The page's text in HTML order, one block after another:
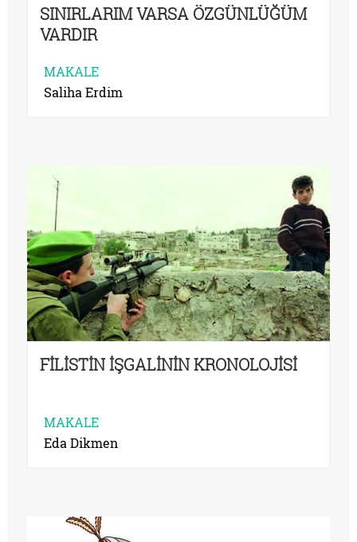
SINIRLARIM VARSA ÖZGÜNLÜĞÜM
VARDIR
MAKALE
Saliha Erdim
FİLİSTİN İŞGALİNİN KRONOLOJİSİ
MAKALE
Eda Dikmen